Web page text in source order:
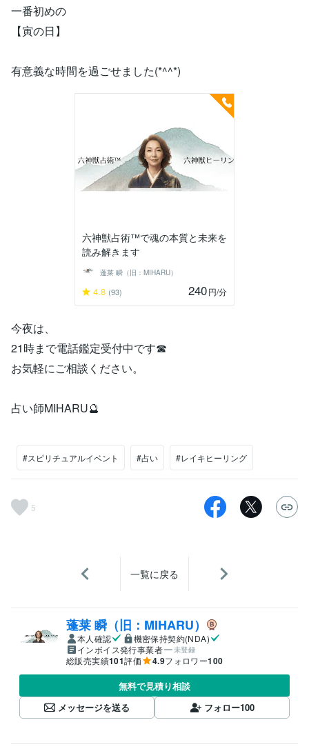
一番初めの
【寅の日】
有意義な時間を過ごせました(*^^*)
六神獣占術™で魂の本質と未来を
読み解きます
蓬莱 瞬（旧：MIHARU）
4.8 (93) 240円/分
今夜は、
21時まで電話鑑定受付中です☎
お気軽にご相談ください。
占い師MIHARU🔮
#スピリチュアルイベント #占い #レイキヒーリング
5
一覧に戻る
蓬莱 瞬（旧：MIHARU）
本人確認
機密保持契約(NDA)
インボイス発行事業者
未登録
総販売実績101評価 4.9フォロワー100
無料で見積り相談
メッセージを送る
フォロー100